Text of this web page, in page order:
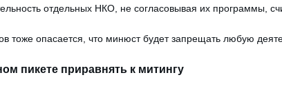
отдельных НКО, не согласовывая их программы,
тоже опасается, что минюст будет запрещать любую
пикете приравнять к митингу